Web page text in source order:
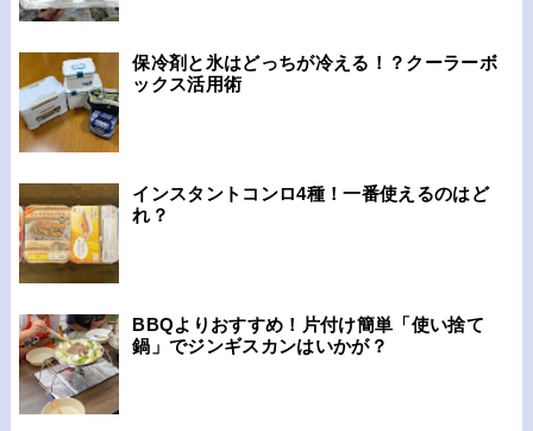
保冷剤と氷はどっちが冷える！？クーラーボ
ックス活用術
インスタントコンロ4種！一番使えるのはど
れ？
BBQよりおすすめ！片付け簡単「使い捨て
鍋」でジンギスカンはいかが？